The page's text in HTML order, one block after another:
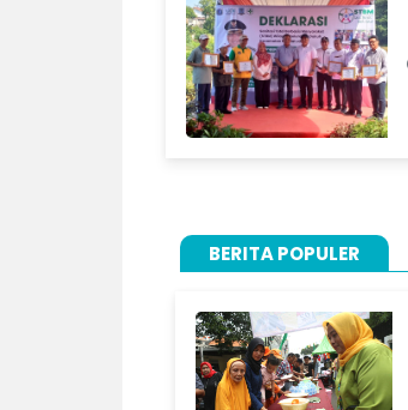
BERITA POPULER